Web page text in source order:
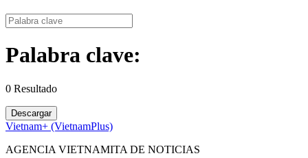
Palabra clave:
0 Resultado
Descargar
Vietnam+ (VietnamPlus)
AGENCIA VIETNAMITA DE NOTICIAS